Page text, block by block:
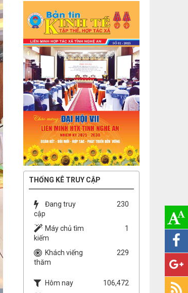
THỐNG KÊ TRUY CẬP
Đang truy
cập
230
Máy chủ tìm
kiếm
1
Khách viếng
thăm
229
Hôm nay
106,472